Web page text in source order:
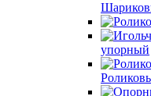
упорный